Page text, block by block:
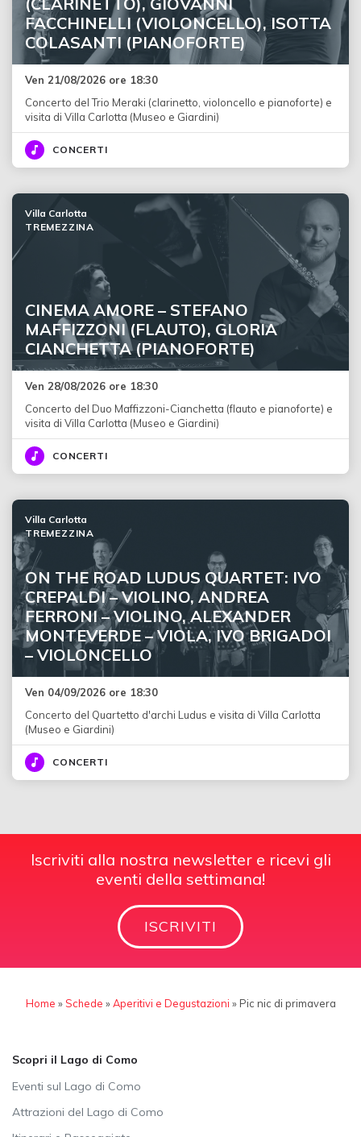
FACCHINELLI (VIOLONCELLO), ISOTTA
COLASANTI (PIANOFORTE)
Ven 21/08/2026 ore 18:30
Concerto del Trio Meraki (clarinetto, violoncello e pianoforte) e
visita di Villa Carlotta (Museo e Giardini)
CONCERTI
CINEMA AMORE – STEFANO
MAFFIZZONI (FLAUTO), GLORIA
CIANCHETTA (PIANOFORTE)
Villa Carlotta
TREMEZZINA
Ven 28/08/2026 ore 18:30
Concerto del Duo Maffizzoni-Cianchetta (flauto e pianoforte) e
visita di Villa Carlotta (Museo e Giardini)
CONCERTI
ON THE ROAD LUDUS QUARTET: IVO
CREPALDI – VIOLINO, ANDREA
FERRONI – VIOLINO, ALEXANDER
MONTEVERDE – VIOLA, IVO BRIGADOI
– VIOLONCELLO
Villa Carlotta
TREMEZZINA
Ven 04/09/2026 ore 18:30
Concerto del Quartetto d'archi Ludus e visita di Villa Carlotta
(Museo e Giardini)
CONCERTI
Iscriviti alla nostra newsletter e ricevi gli
eventi della settimana!
ISCRIVITI
Home »Schede »Aperitivi e Degustazioni » Pic nic di primavera
Scopri il Lago di Como
Eventi sul Lago di Como
Attrazioni del Lago di Como